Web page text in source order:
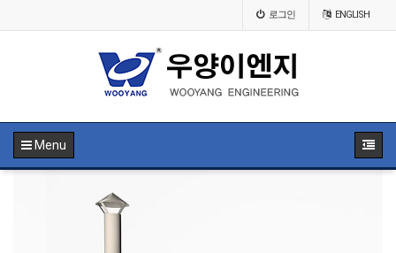
로그인 ENGLISH
Menu